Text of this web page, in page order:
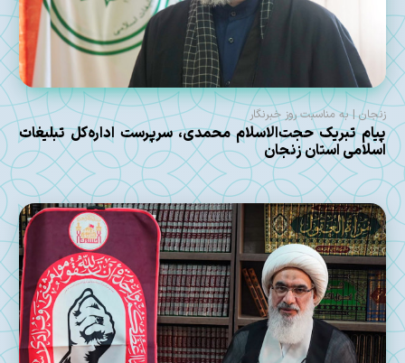
زنجان | به مناسبت روز خبرنگار
پیام تبریک حجت‌الاسلام محمدی، سرپرست اداره‌کل تبلیغات
اسلامی استان زنجان